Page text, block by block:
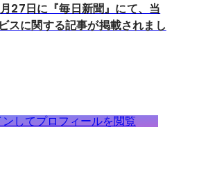
27日に『毎日新聞』にて、当
スに関する記事が掲載されまし
ンしてプロフィールを閲覧